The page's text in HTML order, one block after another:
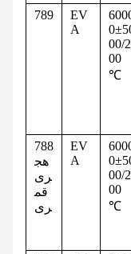
789
EV
A
00/2
00
℃
788
هج
ری
قم
ری
EV
A
00/2
00
℃